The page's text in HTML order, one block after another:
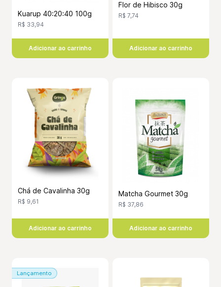
Kuarup 40:20:40 100g
R$ 33,94
Adicionar ao carrinho
Flor de Hibisco 30g
R$ 7,74
Adicionar ao carrinho
Chá de Cavalinha 30g
R$ 9,61
Adicionar ao carrinho
Matcha Gourmet 30g
R$ 37,86
Adicionar ao carrinho
Lançamento